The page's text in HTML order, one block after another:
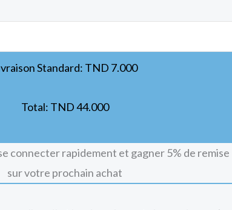
Standard: TND 7.000
Total: TND44.000
connecter rapidement et gagner 5% de remise
sur votre prochain achat